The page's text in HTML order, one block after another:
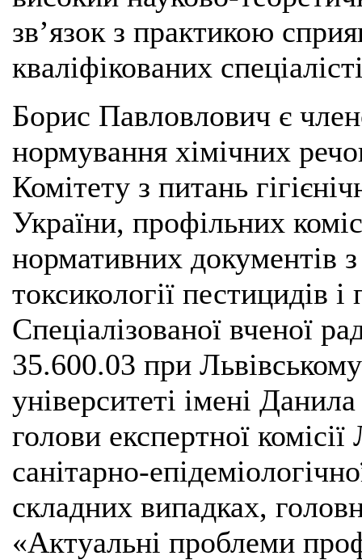
зв’язок з практикою
кваліфікованих
Борис Павловлович є
нормування хімічних
Комітету з питань
України, профільних
нормативних документів з
токсикології пестицидів
Спеціалізованої вченої
35.600.03 при
університеті імені
голови експертної
санітарно-
складних випадках,
«Актуальні проблеми